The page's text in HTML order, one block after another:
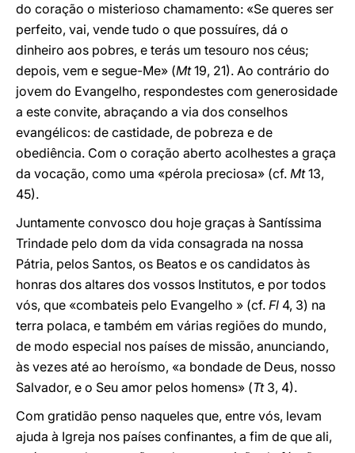
do coração o misterioso chamamento: «Se queres ser
perfeito, vai, vende tudo o que possuíres, dá o
dinheiro aos pobres, e terás um tesouro nos céus;
depois, vem e segue-Me» (Mt19, 21). Ao contrário do
jovem do Evangelho, respondestes com generosidade
a este convite, abraçando a via dos conselhos
evangélicos: de castidade, de pobreza e de
obediência. Com o coração aberto acolhestes a graça
da vocação, como uma «pérola preciosa» (cf. Mt13,
45).
Juntamente convosco dou hoje graças à Santíssima
Trindade pelo dom da vida consagrada na nossa
Pátria, pelos Santos, os Beatos e os candidatos às
honras dos altares dos vossos Institutos, e por todos
vós, que «combateis pelo Evangelho » (cf. Fl 4, 3) na
terra polaca, e também em várias regiões do mundo,
de modo especial nos países de missão, anunciando,
às vezes até ao heroísmo, «a bondade de Deus, nosso
Salvador, e o Seu amor pelos homens» (Tt3, 4).
Com gratidão penso naqueles que, entre vós, levam
ajuda à Igreja nos países confinantes, a fim de que ali,